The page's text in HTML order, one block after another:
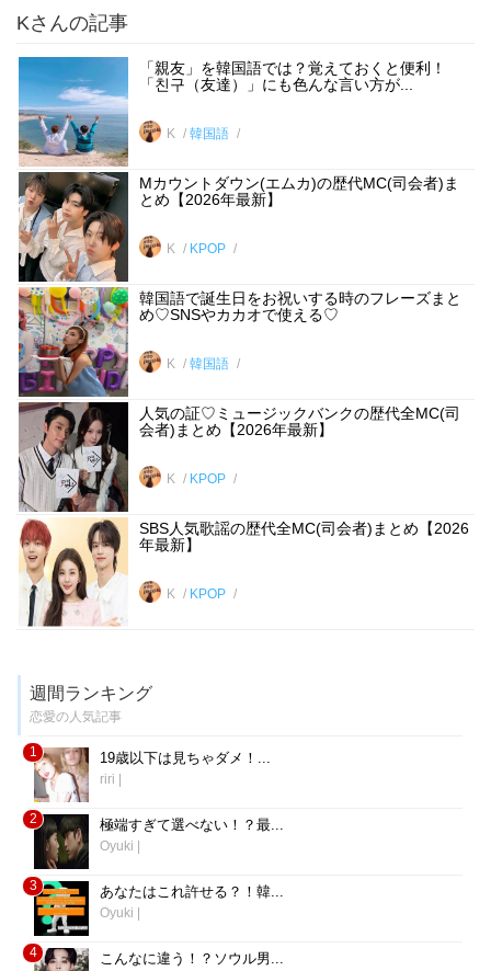
Kさんの記事
「親友」を韓国語では？覚えておくと便利！
「친구（友達）」にも色んな言い方が...
K 韓国語
Mカウントダウン(エムカ)の歴代MC(司会者)ま
とめ【2026年最新】
K KPOP
韓国語で誕生日をお祝いする時のフレーズまと
め♡SNSやカカオで使える♡
K 韓国語
人気の証♡ミュージックバンクの歴代全MC(司
会者)まとめ【2026年最新】
K KPOP
SBS人気歌謡の歴代全MC(司会者)まとめ【2026
年最新】
K KPOP
週間ランキング
恋愛の人気記事
1 19歳以下は見ちゃダメ！...
riri
2 極端すぎて選べない！？最...
Oyuki
3 あなたはこれ許せる？！韓...
Oyuki
4 こんなに違う！？ソウル男...